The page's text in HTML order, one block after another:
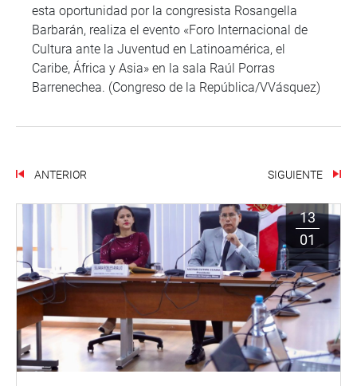
esta oportunidad por la congresista Rosangella
Barbarán, realiza el evento «Foro Internacional de
Cultura ante la Juventud en Latinoamérica, el
Caribe, África y Asia» en la sala Raúl Porras
Barrenechea. (Congreso de la República/VVásquez)
ANTERIOR SIGUIENTE
13
01